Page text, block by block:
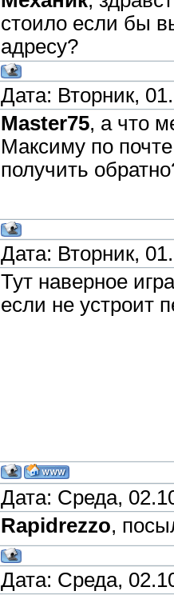
стоило если бы
адресу?
Дата: Вторник,
Master75, а что
Максиму по
получить
Дата: Вторник,
Тут наверное
если не устроит
Дата: Среда,
Rapidrezzo,
Дата: Среда,